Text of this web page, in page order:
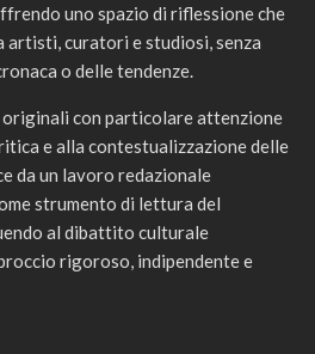
uno spazio di riflessione che
curatori e studiosi, senza
o delle tendenze.
con particolare attenzione
e alla contestualizzazione delle
da un lavoro redazionale
strumento di lettura del
al dibattito culturale
rigoroso, indipendente e